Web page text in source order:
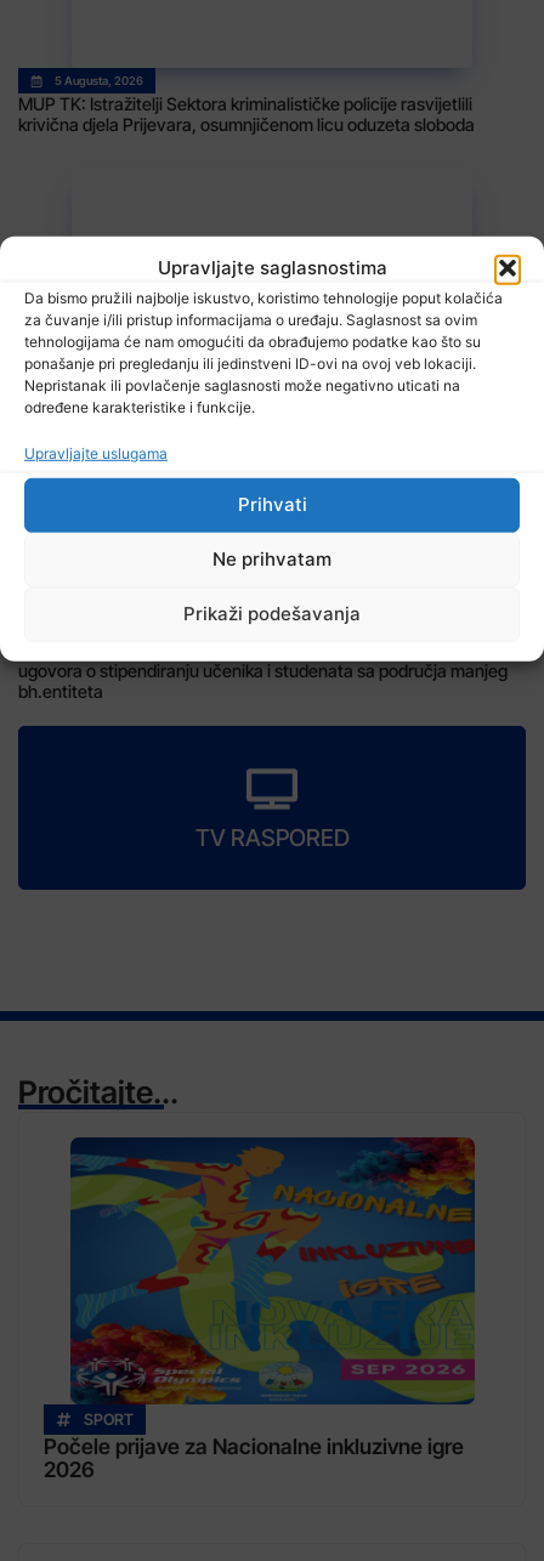
Upravljajte saglasnostima
Da bismo pružili najbolje iskustvo, koristimo tehnologije poput kolačića
za čuvanje i/ili pristup informacijama o uređaju. Saglasnost sa ovim
tehnologijama će nam omogućiti da obrađujemo podatke kao što su
ponašanje pri pregledanju ili jedinstveni ID-ovi na ovoj veb lokaciji.
Nepristanak ili povlačenje saglasnosti može negativno uticati na
određene karakteristike i funkcije.
Upravljajte uslugama
Prihvati
Ne prihvatam
Prikaži podešavanja
5 Augusta, 2026
MUP TK: Istražitelji Sektora kriminalističke policije rasvijetlili
krivična djela Prijevara, osumnjičenom licu oduzeta sloboda
5 Augusta, 2026
U slijetanju vozila sa kolovoza smrtno stradao 60-godišnji vozač iz
Banovića
ugovora o stipendiranju učenika i studenata sa područja manjeg
bh.entiteta
TV RASPORED
Pročitajte...
SPORT
Počele prijave za Nacionalne inkluzivne igre
2026